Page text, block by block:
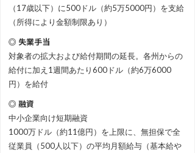
（17歳以下）に500ドル（約5万5000円）を支給
（所得により金額制限あり）
◎ 失業手当
対象者の拡大および給付期間の延長。各州からの
給付に加え1週間あたり600ドル（約6万6000
円）を給付
◎ 融資
中小企業向け短期融資
1000万ドル（約11億円）を上限に、無担保で全
従業員（500人以下）の平均月額給与（基本給や